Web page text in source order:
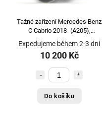
Tažné zařízení Mercedes Benz
C Cabrio 2018- (A205),
vertikální, GDW
Expedujeme během 2-3 dní
10 200 Kč
Do košíku